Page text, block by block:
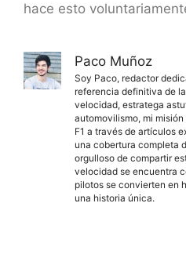
hace esto
Paco Muñoz
Soy Paco, redactor
referencia definitiva de
velocidad, estratega
automovilismo, mi
F1 a través de artículos
una cobertura completa
orgulloso de compartir
velocidad se encuentra
pilotos se convierten en
una historia única.